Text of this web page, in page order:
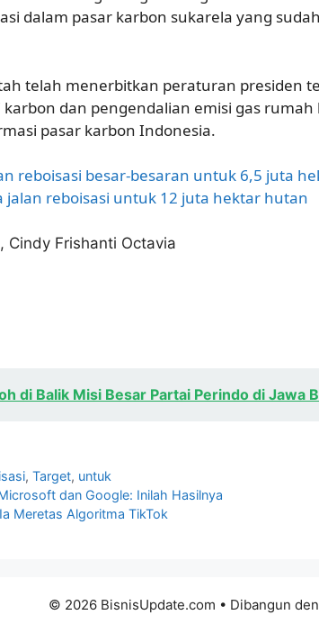
dalam pasar karbon sukarela yang
telah menerbitkan peraturan presiden
dan pengendalian emisi gas rumah
pasar karbon Indonesia.
reboisasi besar-besaran untuk 6,5 juta
jalan reboisasi untuk 12 juta hektar hutan
Cindy Frishanti Octavia
di Balik Misi Besar Partai Perindo di Jawa
,Target, untuk
dan Google: Inilah Hasilnya
Meretas Algoritma TikTok
© 2026 BisnisUpdate.com • Dibangun